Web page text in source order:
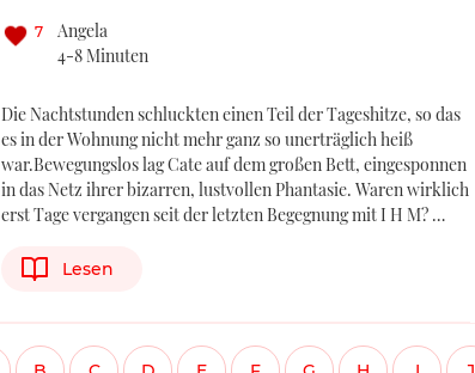
7
Angela
4-8 Minuten
Die Nachtstunden schluckten einen Teil der Tageshitze, so das
es in der Wohnung nicht mehr ganz so unerträglich heiß
war.Bewegungslos lag Cate auf dem großen Bett, eingesponnen
in das Netz ihrer bizarren, lustvollen Phantasie. Waren wirklich
erst Tage vergangen seit der letzten Begegnung mit I H M? …
Lesen